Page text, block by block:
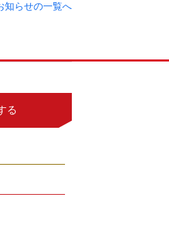
知らせの一覧へ
る